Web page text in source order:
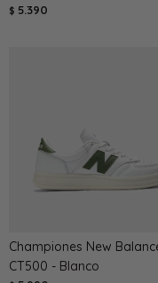
$ 5.390
Championes New
CT500 - Blanco